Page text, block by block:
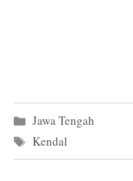
Kategori
Jawa Tengah
Tag
Kendal